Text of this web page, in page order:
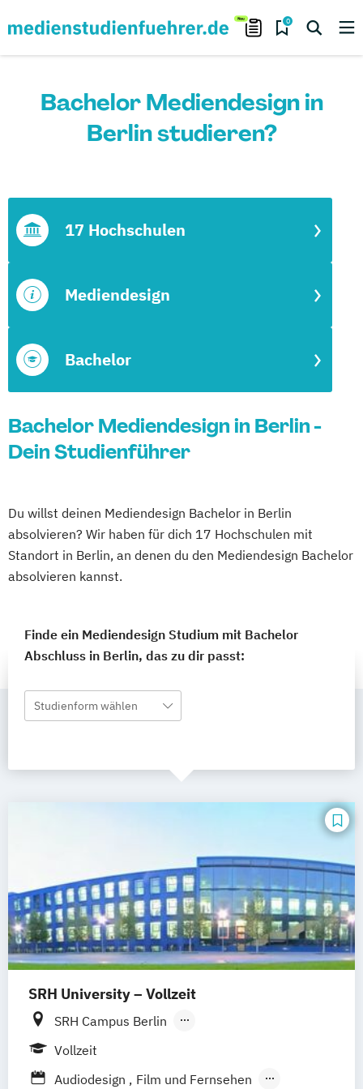
0
Bachelor Mediendesign in
Berlin studieren?
Bachelor
Mediendesign
17 Hochschulen
Bachelor Mediendesign in Berlin -
Dein Studienführer
Du willst deinen Mediendesign Bachelor in Berlin
absolvieren? Wir haben für dich 17 Hochschulen mit
Standort in Berlin, an denen du den Mediendesign Bachelor
absolvieren kannst.
Finde ein Mediendesign Studium mit Bachelor
Abschluss in Berlin, das zu dir passt:
Studienform wählen
SRH University – Vollzeit
SRH Campus Berlin
SRH Campus Heidelberg
Vollzeit
Audiodesign
Film und Fernsehen